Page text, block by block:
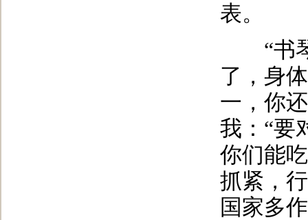
表。
“书琴
了，身
一，你
我：“要
你们能
抓紧，
国家多